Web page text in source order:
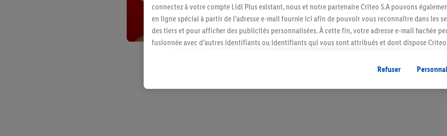
S'abonner
connectez à votre compte Lidl Plus existant, nous et notre partenaire Criteo S.A pouvons
en ligne spécial à partir de l’adresse e-mail fournie ici afin de pouvoir vous reconnaître dans les
des tiers et pour afficher des publicités personnalisées. À cette fin, votre adresse e-mail hachée
fusionnée avec d’autres identifiants ou identifiants qui vous sont attribués et dont dispose Criteo
vous avez montré de l’intérêt (par exemple en plaçant le produit dans un panier d’un webshop
l’achat) peuvent également être affichées sur plusieurs apppareils et plusieurs services de Lidl si
plusieurs services de Lidl peuvent vous être attribués en utilisant votre adresse e-mail hachée et,
Refuser